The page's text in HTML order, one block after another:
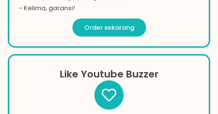
- Kelima, garansi!
Order sekarang
Like Youtube Buzzer